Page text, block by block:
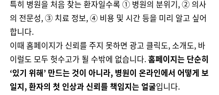
특히 병원을 처음 찾는 환자일수록 ① 병원의 분위기, ② 의사
의 전문성, ③ 치료 정보, ④ 비용 및 시간 등을 미리 알고 싶어
합니다.
이때 홈페이지가 신뢰를 주지 못하면 광고 클릭도, 소개도, 바
이럴도 모두 헛수고가 될 수밖에 없습니다.홈페이지는 단순히
‘있기 위해’ 만드는 것이 아니라, 병원이 온라인에서 어떻게 보
일지, 환자의 첫 인상과 신뢰를 책임지는 얼굴입니다.